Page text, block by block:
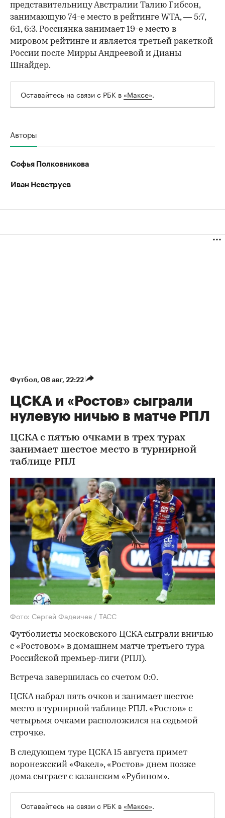
представительницу Австралии Талию Гибсон,
занимающую 74-е место в рейтинге WTA, — 5:7,
6:1, 6:3. Россиянка занимает 19-е место в
мировом рейтинге и является третьей ракеткой
России после Мирры Андреевой и Дианы
Шнайдер.
Оставайтесь на связи с РБК в «Максе».
Авторы
Софья Полковникова
Иван Невструев
Футбол 08 авг, 22:22
ЦСКА и «Ростов» сыграли
нулевую ничью в матче РПЛ
ЦСКА с пятью очками в трех турах
занимает шестое место в турнирной
таблице РПЛ
Фото: Сергей Фадеичев / ТАСС
Футболисты московского ЦСКА сыграли вничью
с «Ростовом» в домашнем матче третьего тура
Российской премьер-лиги (РПЛ).
Встреча завершилась со счетом 0:0.
ЦСКА набрал пять очков и занимает шестое
место в турнирной таблице РПЛ. «Ростов» с
четырьмя очками расположился на седьмой
строчке.
В следующем туре ЦСКА 15 августа примет
воронежский «Факел», «Ростов» днем позже
дома сыграет с казанским «Рубином».
Оставайтесь на связи с РБК в «Максе».